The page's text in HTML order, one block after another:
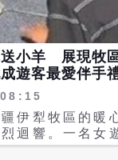
離，應該是，
出現眩光，一
身為高山生態
物時通常會先
過，這並不代表
、圍堵或試圖
，因此保持距離
，一頭母獅發
，隨後低頭持續
動作輕柔，沒
為。園方指出
新生幼獸是十分
獅當時是在協
許多民眾好奇，為何
寶表現出如此
送小羊 展現牧
成遊客最愛伴手
伊犁牧區的暖
迴響。一名女
一名小男孩抱